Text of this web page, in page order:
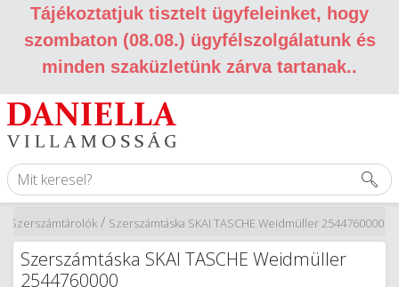
Tájékoztatjuk tisztelt ügyfeleinket, hogy
szombaton (08.08.) ügyfélszolgálatunk és
minden szaküzletünk zárva tartanak..
Szerszámtáska SKAI TASCHE Weidmüller 2544760000
/
Szerszámtárolók
Szerszámtáska SKAI TASCHE Weidmüller
2544760000